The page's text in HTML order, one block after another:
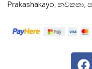
Prakashakayo, නවකතා,